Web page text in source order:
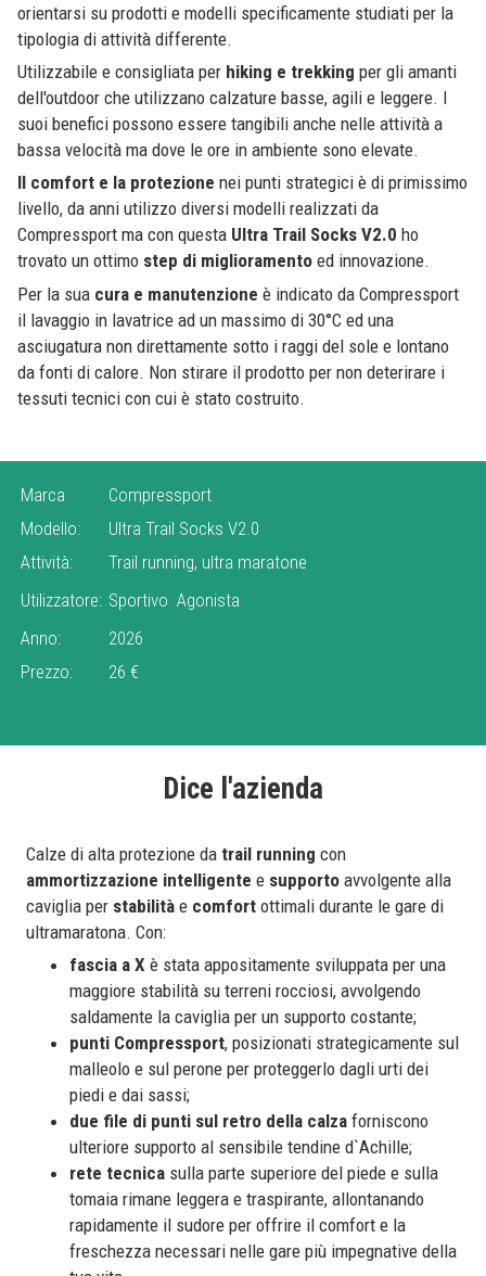
orientarsi su prodotti e modelli specificamente studiati per la
tipologia di attività differente.
Utilizzabile e consigliata per hiking e trekking per gli amanti
dell'outdoor che utilizzano calzature basse, agili e leggere. I
suoi benefici possono essere tangibili anche nelle attività a
bassa velocità ma dove le ore in ambiente sono elevate.
Il comfort e la protezione nei punti strategici è di primissimo
livello, da anni utilizzo diversi modelli realizzati da
Compressport ma con questa Ultra Trail Socks V2.0 ho
trovato un ottimo step di miglioramento ed innovazione.
Per la sua cura e manutenzione è indicato da Compressport
il lavaggio in lavatrice ad un massimo di 30°C ed una
asciugatura non direttamente sotto i raggi del sole e lontano
da fonti di calore. Non stirare il prodotto per non deterirare i
tessuti tecnici con cui è stato costruito.
Marca
Compressport
Modello:
Ultra Trail Socks V2.0
Attività:
Trail running, ultra maratone
Utilizzatore: Sportivo Agonista
Anno:
2026
Prezzo:
26 €
Dice l'azienda
Calze di alta protezione da trail running con
ammortizzazione intelligente e supporto avvolgente alla
caviglia per stabilità e comfort ottimali durante le gare di
ultramaratona. Con:
fascia a X è stata appositamente sviluppata per una
maggiore stabilità su terreni rocciosi, avvolgendo
saldamente la caviglia per un supporto costante;
punti Compressport, posizionati strategicamente sul
malleolo e sul perone per proteggerlo dagli urti dei
piedi e dai sassi;
due file di punti sul retro della calza forniscono
ulteriore supporto al sensibile tendine d`Achille;
rete tecnica sulla parte superiore del piede e sulla
tomaia rimane leggera e traspirante, allontanando
rapidamente il sudore per offrire il comfort e la
freschezza necessari nelle gare più impegnative della